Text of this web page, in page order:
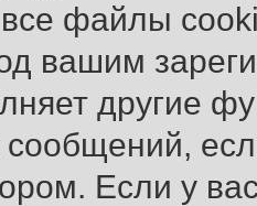
файлы
вашим
другие
сообщений,
Если у